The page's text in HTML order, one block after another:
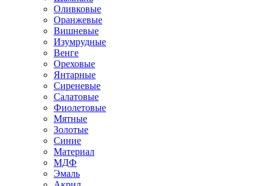
Оливковые
Оранжевые
Вишневые
Изумрудные
Венге
Ореховые
Янтарные
Сиреневые
Салатовые
Фиолетовые
Мятные
Золотые
Синие
Материал
МДФ
Эмаль